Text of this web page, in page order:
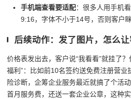
手机端查看要适配：很多人用手机
9:16，字体不小于14号，否则客户
后续动作：发了图片，怎么让
价格表发出去，客户说“我看看”就挂了
福利”：比如前10名签约送免费注册营业
险诊断，企筹企业服务最近就搞了个活
首月服务费，还送一套企业公章，这种